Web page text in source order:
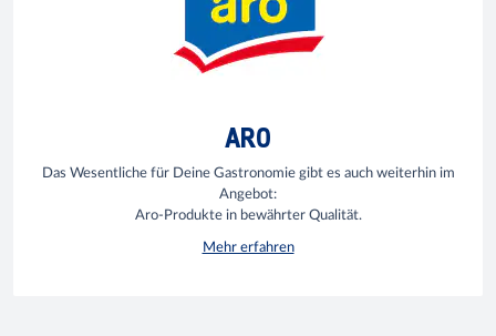
ARO
Das Wesentliche für Deine Gastronomie gibt es auch weiterhin im
Angebot:
Aro-Produkte in bewährter Qualität.
Mehr erfahren